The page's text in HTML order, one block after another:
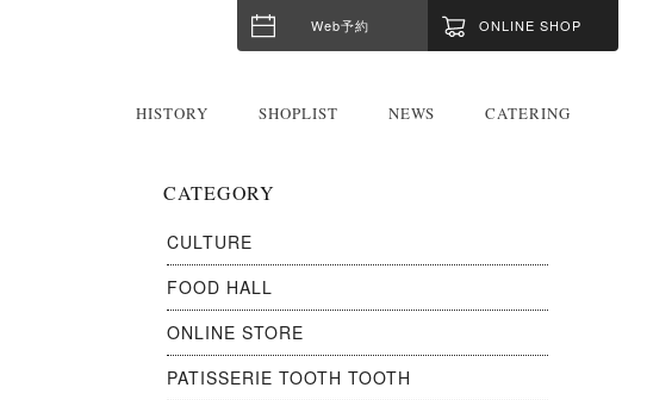
ONLINE SHOP
Web予約
HISTORY SHOPLIST NEWS CATERING
CATEGORY
CULTURE
FOOD HALL
ONLINE STORE
PATISSERIE TOOTH TOOTH